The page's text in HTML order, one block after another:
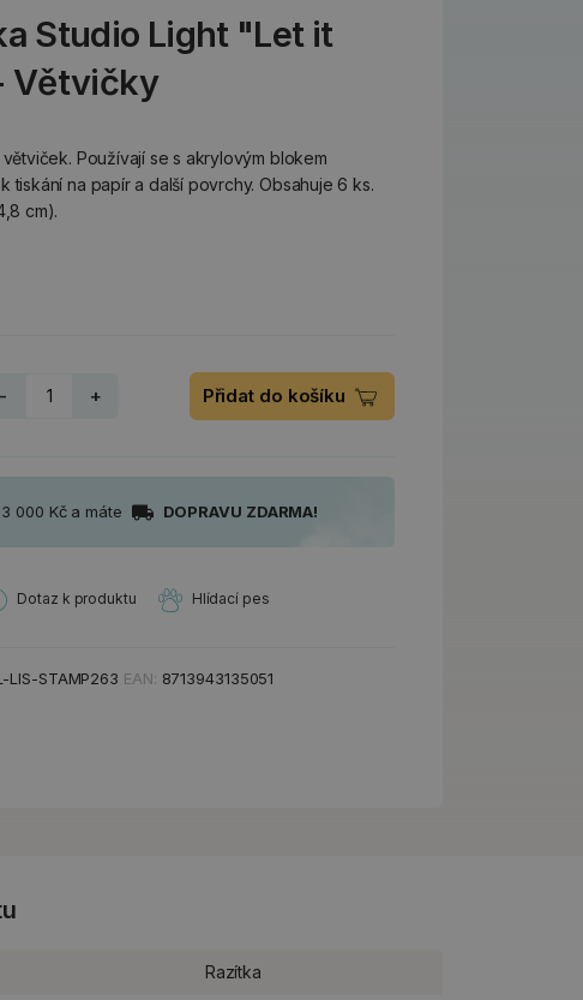
Studio Light "Let it
Větvičky
Používají se s akrylovým blokem
tiskání na papír a další povrchy. Obsahuje 6 ks.
cm).
- + Přidat do košíku
000 Kč a máte DOPRAVU ZDARMA!
Dotaz k produktu Hlídací pes
LIS-STAMP263 EAN: 8713943135051
Razítka